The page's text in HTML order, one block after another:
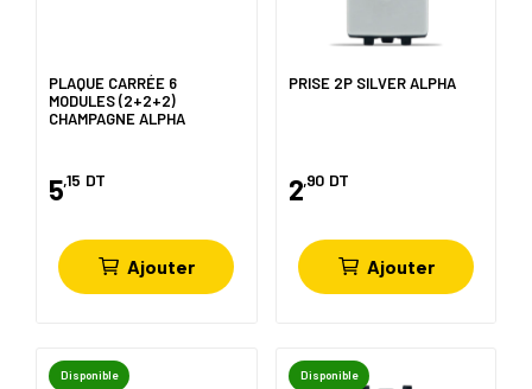
PLAQUE CARRÉE 6
MODULES (2+2+2)
CHAMPAGNE ALPHA
5,15 DT
Ajouter
PRISE 2P SILVER ALPHA
2,90 DT
Ajouter
Disponible Disponible